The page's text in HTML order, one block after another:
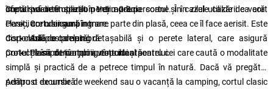
oferă suficient spațiu pentru 2-3 persoane. În cazul utilizării ca cort
clasic, are o singură intrare.
împotriva intemperiilor.Veți aprecia cortul și în zilele calde de vară.
Pereții cortului sunt în mare parte din plasă, ceea ce îl face aerisit. Este
disponibilă o prelată detașabilă și o perete lateral, care asigură
protecție împotriva ploii, vântului și soarelui.
Cortul poate fi utilizat în trei moduri:
Cort de camping
Adăpost de umbră
Plasă de țânțari autoportantă
Cort clasic de camping
Cortul clasic de camping este ideal pentru cei care caută o modalitate
simplă și practică de a petrece timpul în natură. Dacă vă pregătiți
pentru o excursie de weekend sau o vacanță la camping, cortul clasic
Adăpost de umbră